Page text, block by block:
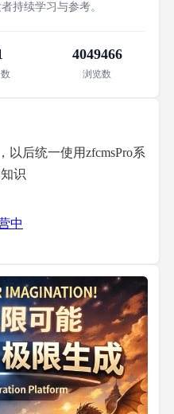
持续学习与参考。
4049466
浏览数
以后统一使用zfcmsPro系
识
中